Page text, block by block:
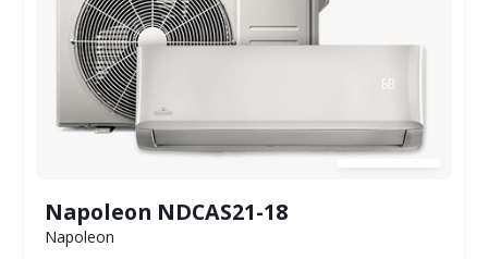
Napoleon NDCAS21-18
Napoleon